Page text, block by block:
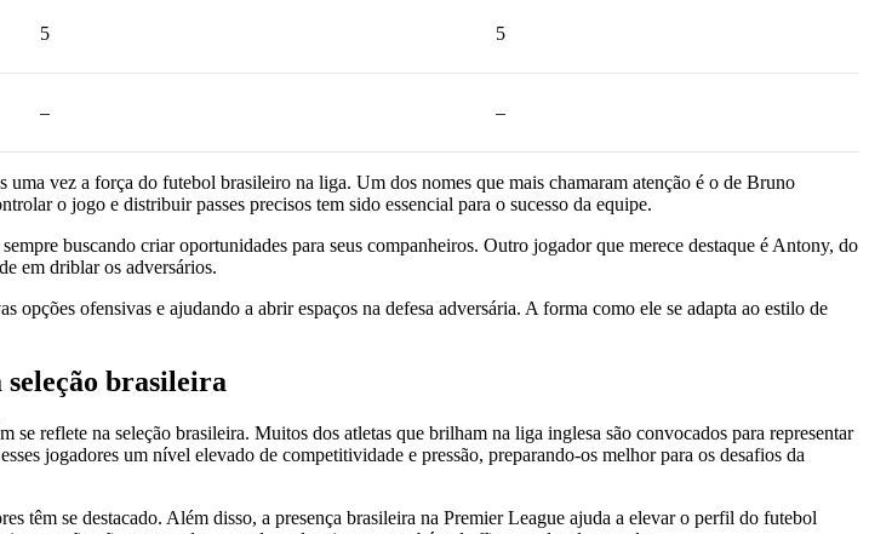
5 5
– –
vez a força do futebol brasileiro na liga. Um dos nomes que mais chamaram atenção é o de Bruno
o jogo e distribuir passes precisos tem sido essencial para o sucesso da equipe.
buscando criar oportunidades para seus companheiros. Outro jogador que merece destaque é Antony, do
em driblar os adversários.
ofensivas e ajudando a abrir espaços na defesa adversária. A forma como ele se adapta ao estilo de
brasileira
reflete na seleção brasileira. Muitos dos atletas que brilham na liga inglesa são convocados para representar
jogadores um nível elevado de competitividade e pressão, preparando-os melhor para os desafios da
têm se destacado. Além disso, a presença brasileira na Premier League ajuda a elevar o perfil do futebol